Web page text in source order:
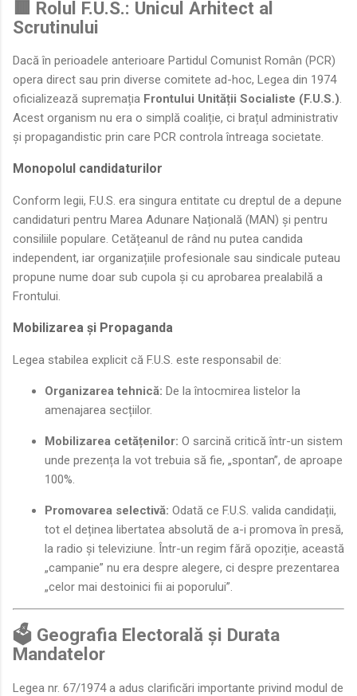
🟥 Rolul F.U.S.: Unicul Arhitect al
Scrutinului
Dacă în perioadele anterioare Partidul Comunist Român (PCR)
opera direct sau prin diverse comitete ad-hoc, Legea din 1974
oficializează supremația Frontului Unității Socialiste (F.U.S.).
Acest organism nu era o simplă coaliție, ci brațul administrativ
și propagandistic prin care PCR controla întreaga societate.
Monopolul candidaturilor
Conform legii, F.U.S. era singura entitate cu dreptul de a depune
candidaturi pentru Marea Adunare Națională (MAN) și pentru
consiliile populare. Cetățeanul de rând nu putea candida
independent, iar organizațiile profesionale sau sindicale puteau
propune nume doar sub cupola și cu aprobarea prealabilă a
Frontului.
Mobilizarea și Propaganda
Legea stabilea explicit că F.U.S. este responsabil de:
Organizarea tehnică: De la întocmirea listelor la
amenajarea secțiilor.
Mobilizarea cetățenilor: O sarcină critică într-un sistem
unde prezența la vot trebuia să fie, „spontan”, de aproape
100%.
Promovarea selectivă: Odată ce F.U.S. valida candidații,
tot el deținea libertatea absolută de a-i promova în presă,
la radio și televiziune. Într-un regim fără opoziție, această
„campanie” nu era despre alegere, ci despre prezentarea
„celor mai destoinici fii ai poporului”.
🗳️ Geografia Electorală și Durata
Mandatelor
Legea nr. 67/1974 a adus clarificări importante privind modul de